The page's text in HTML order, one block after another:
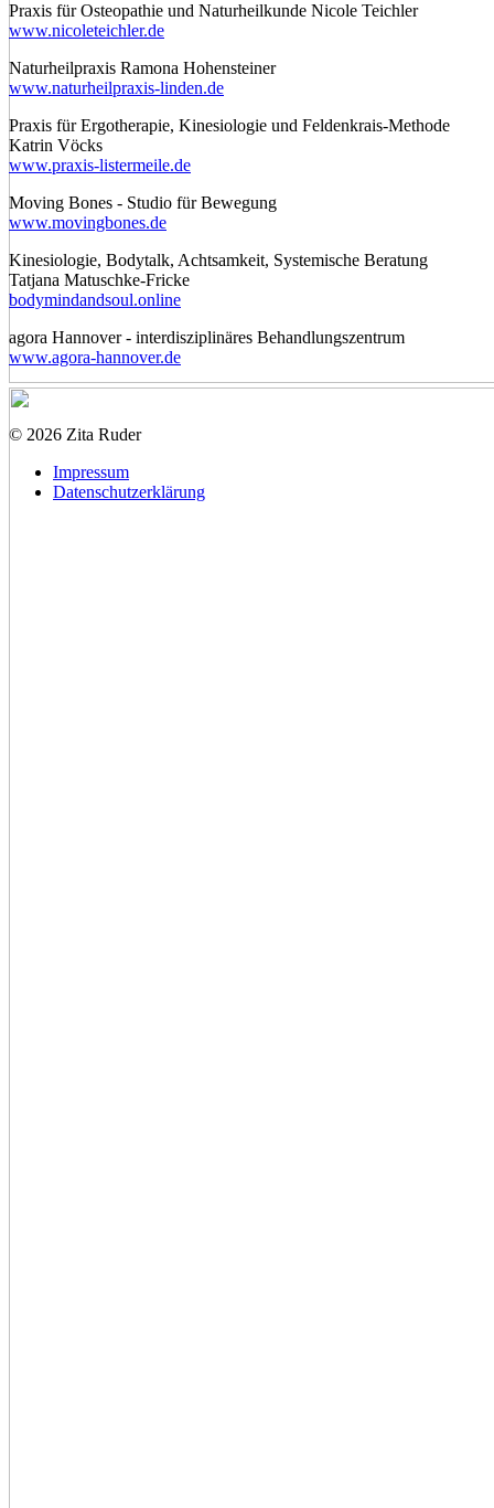
Praxis für Osteopathie und Naturheilkunde Nicole Teichler
www.nicoleteichler.de
Naturheilpraxis Ramona Hohensteiner
www.naturheilpraxis-linden.de
Praxis für Ergotherapie, Kinesiologie und Feldenkrais-Methode
Katrin Vöcks
www.praxis-listermeile.de
Moving Bones - Studio für Bewegung
www.movingbones.de
Kinesiologie, Bodytalk, Achtsamkeit, Systemische Beratung
Tatjana Matuschke-Fricke
bodymindandsoul.online
agora Hannover - interdisziplinäres Behandlungszentrum
www.agora-hannover.de
© 2026 Zita Ruder
Impressum
Datenschutzerklärung